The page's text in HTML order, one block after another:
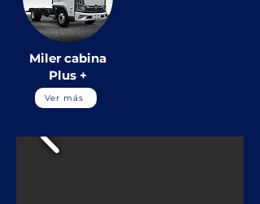
Miler cabina
Plus +
Ver más